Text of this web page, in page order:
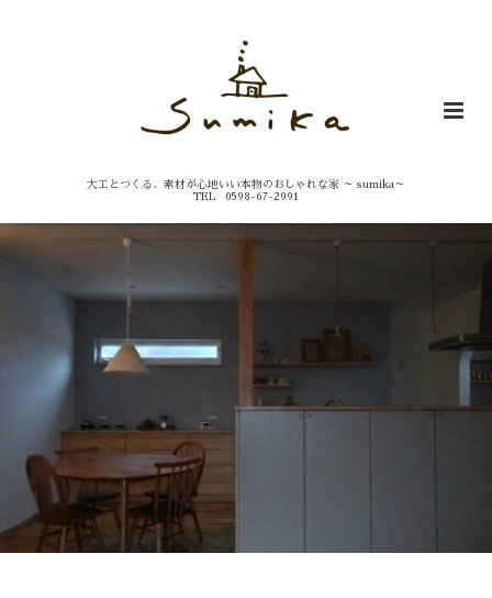
大工とつくる、素材が心地いい本物のおしゃれな家 ～ sumika～
TEL 0598-67-2991